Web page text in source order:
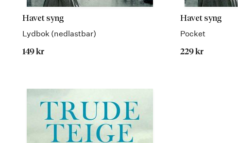
Havet syng
Lydbok (nedlastbar)
149 kr
Havet syng
Pocket
229 kr